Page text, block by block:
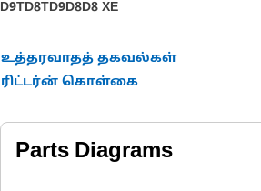
D9TD8TD9D8D8 XE
உத்தரவாதத் தகவல்கள்
ரிட்டர்ன் கொள்கை
Parts Diagrams